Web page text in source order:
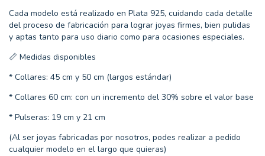
Cada modelo está realizado en Plata 925, cuidando cada detalle
del proceso de fabricación para lograr joyas firmes, bien pulidas
y aptas tanto para uso diario como para ocasiones especiales.
📏 Medidas disponibles
* Collares: 45 cm y 50 cm (largos estándar)
* Collares 60 cm: con un incremento del 30% sobre el valor base
* Pulseras: 19 cm y 21 cm
(Al ser joyas fabricadas por nosotros, podes realizar a pedido
cualquier modelo en el largo que quieras)